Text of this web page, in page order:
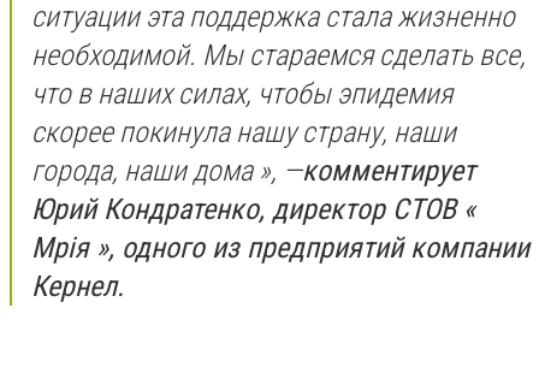
ситуации эта поддержка стала жизненно
необходимой. Мы стараемся сделать все,
что в наших силах, чтобы эпидемия
скорее покинула нашу страну, наши
города, наши дома », —комментирует
Юрий Кондратенко, директор СТОВ «
Мрія », одного из предприятий компании
Кернел.